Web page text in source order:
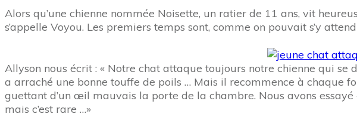
Alors qu’une chienne nommée Noisette, un ratier de 11 ans, vit
s’appelle Voyou. Les premiers temps sont, comme on pouvait s’y
Allyson nous écrit : « Notre chat attaque toujours notre chienne qui
a arraché une bonne touffe de poils … Mais il recommence à chaque
guettant d’un œil mauvais la porte de la chambre. Nous avons
mais c’est rare …»